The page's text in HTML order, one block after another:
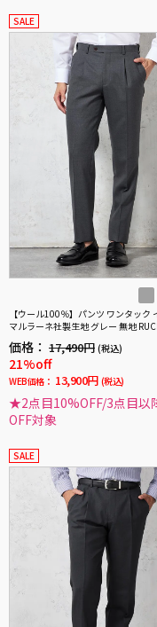
SALE
【ウール100％】パンツ ワンタック
マルラーネ社製生地 グレー 無地
CHAR
価格： 17,490円 (税込)
21%off
WEB価格： 13,900円 (税込)
★2点目10%OFF/3点目以
OFF対象
SALE